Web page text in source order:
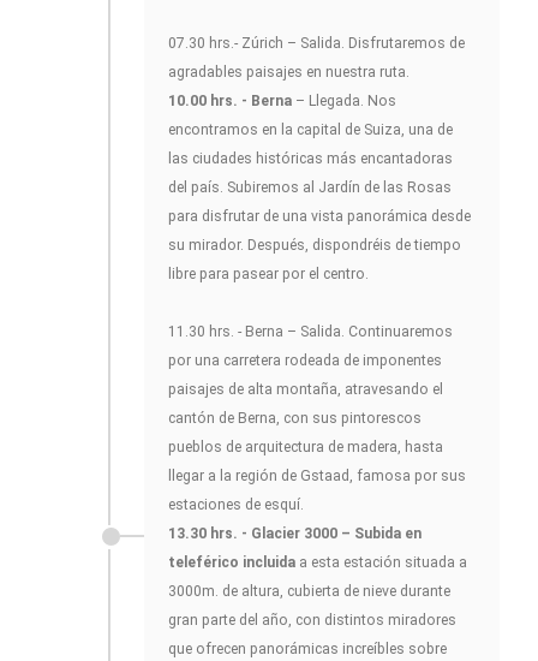
07.30 hrs.- Zúrich – Salida. Disfrutaremos de
agradables paisajes en nuestra ruta.
10.00 hrs. - Berna – Llegada. Nos
encontramos en la capital de Suiza, una de
las ciudades históricas más encantadoras
del país. Subiremos al Jardín de las Rosas
para disfrutar de una vista panorámica desde
su mirador. Después, dispondréis de tiempo
libre para pasear por el centro.
11.30 hrs. - Berna – Salida. Continuaremos
por una carretera rodeada de imponentes
paisajes de alta montaña, atravesando el
cantón de Berna, con sus pintorescos
pueblos de arquitectura de madera, hasta
llegar a la región de Gstaad, famosa por sus
estaciones de esquí.
13.30 hrs. - Glacier 3000 – Subida en
teleférico incluida a esta estación situada a
3000m. de altura, cubierta de nieve durante
gran parte del año, con distintos miradores
que ofrecen panorámicas increíbles sobre